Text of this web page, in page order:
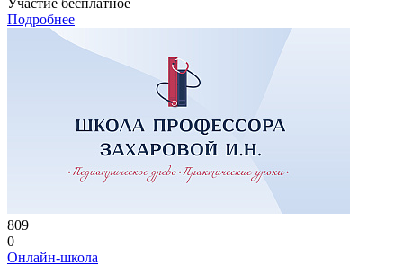
Подробнее
809
0
Онлайн-школа